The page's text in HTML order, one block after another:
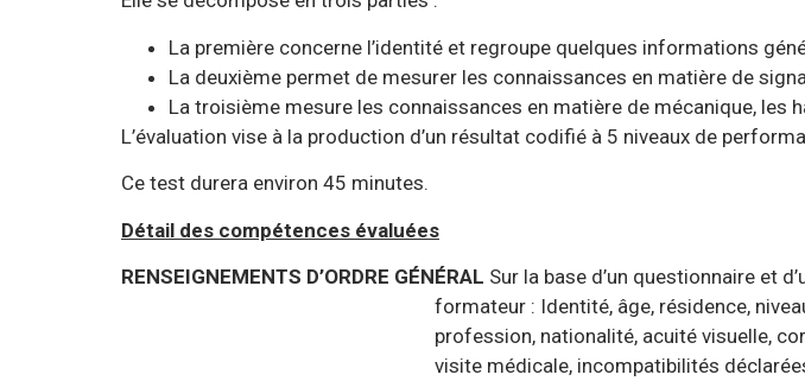
La première concerne l’identité et regroupe quelques informations
La deuxième permet de mesurer les connaissances en matière de
La troisième mesure les connaissances en matière de mécanique, les
L’évaluation vise à la production d’un résultat codifié à 5 niveaux de
Ce test durera environ 45 minutes.
Détail des compétences évaluées
RENSEIGNEMENTS D’ORDRE GÉNÉRAL Sur la base d’un questionnaire et
formateur : Identité, âge, résidence, niveau
profession, nationalité, acuité visuelle,
visite médicale, incompatibilités